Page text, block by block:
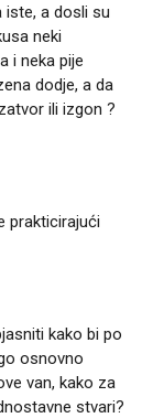
iste, a dosli su
neki
i neka pije
dodje, a da
ili izgon ?
prakticirajući
kako bi po
osnovno
van, kako za
stvari?